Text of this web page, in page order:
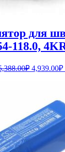
для
118.0,
₽ 4,939.00₽